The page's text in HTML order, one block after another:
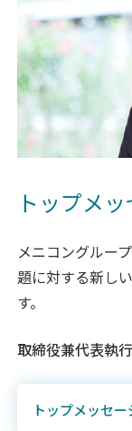
トップメ
メニコングルー
題に対する新し
す。
取締役兼代表執
トップメッセー